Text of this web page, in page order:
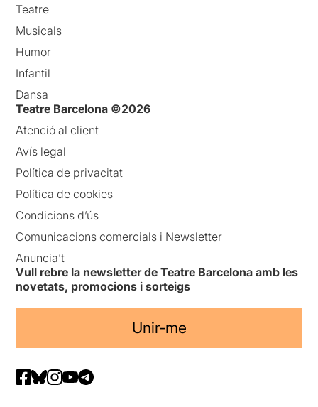
Teatre
Musicals
Humor
Infantil
Dansa
Teatre Barcelona ©2026
Atenció al client
Avís legal
Política de privacitat
Política de cookies
Condicions d’ús
Comunicacions comercials i Newsletter
Anuncia’t
Vull rebre la newsletter de Teatre Barcelona amb les
novetats, promocions i sorteigs
Unir-me